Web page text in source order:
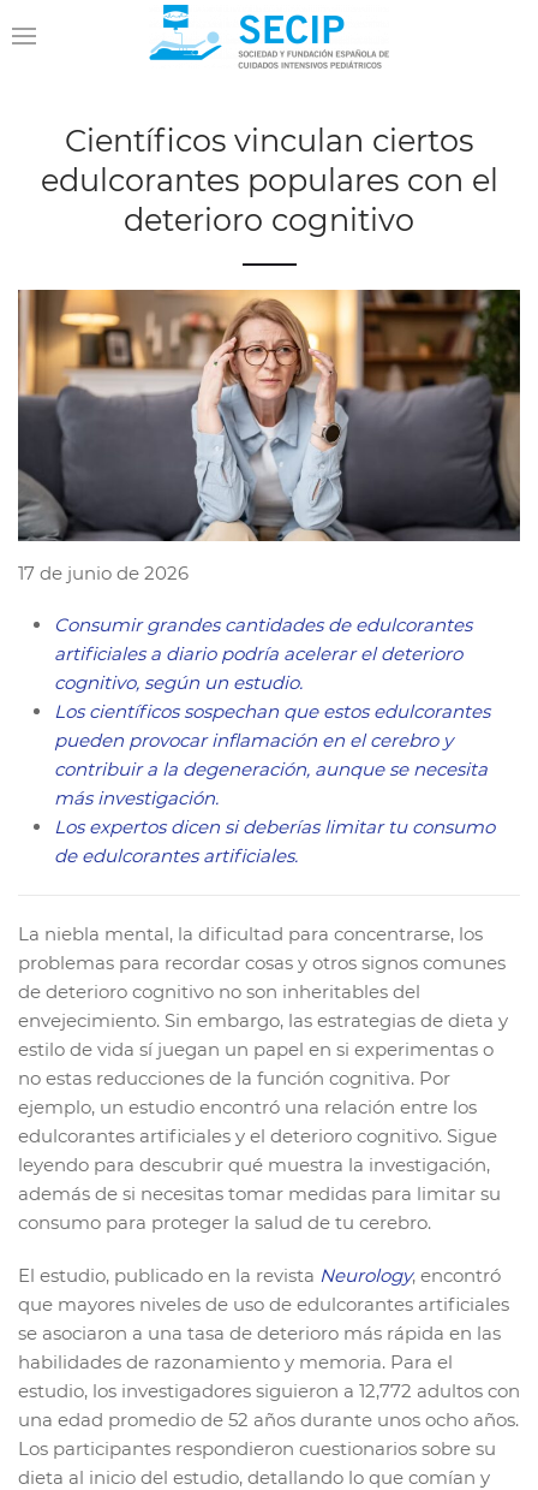
Científicos vinculan ciertos
edulcorantes populares con el
deterioro cognitivo
17 de junio de 2026
Consumir grandes cantidades de edulcorantes
artificiales a diario podría acelerar el deterioro
cognitivo, según un estudio.
Los científicos sospechan que estos edulcorantes
pueden provocar inflamación en el cerebro y
contribuir a la degeneración, aunque se necesita
más investigación.
Los expertos dicen si deberías limitar tu consumo
de edulcorantes artificiales.
La niebla mental, la dificultad para concentrarse, los
problemas para recordar cosas y otros signos comunes
de deterioro cognitivo no son inheritables del
envejecimiento. Sin embargo, las estrategias de dieta y
estilo de vida sí juegan un papel en si experimentas o
no estas reducciones de la función cognitiva. Por
ejemplo, un estudio encontró una relación entre los
edulcorantes artificiales y el deterioro cognitivo. Sigue
leyendo para descubrir qué muestra la investigación,
además de si necesitas tomar medidas para limitar su
consumo para proteger la salud de tu cerebro.
El estudio, publicado en la revista Neurology, encontró
que mayores niveles de uso de edulcorantes artificiales
se asociaron a una tasa de deterioro más rápida en las
habilidades de razonamiento y memoria. Para el
estudio, los investigadores siguieron a 12,772 adultos con
una edad promedio de 52 años durante unos ocho años.
Los participantes respondieron cuestionarios sobre su
dieta al inicio del estudio, detallando lo que comían y